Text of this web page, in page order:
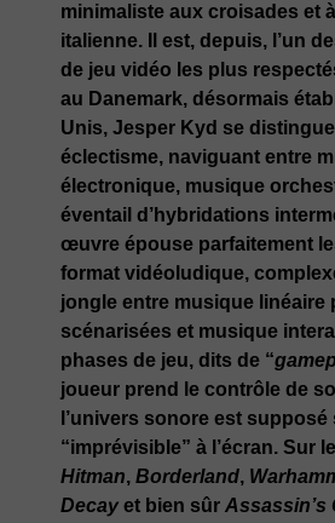
minimaliste aux croisades et
italienne. Il est, depuis, l’un
de jeu vidéo les plus
au Danemark, désormais
Unis, Jesper Kyd se
éclectisme, naviguant entre
électronique, musique
éventail d’hybridations
œuvre épouse parfaitement
format vidéoludique,
jongle entre musique linéaire
scénarisées et musique
phases de jeu, dits de “
joueur prend le contrôle de
l’univers sonore est supposé
“imprévisible” à l’écran. Sur
Hitman, Borderland,
Decay et bien sûr Assassin’s